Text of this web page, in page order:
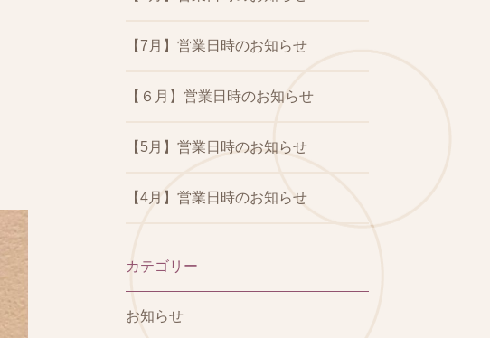
【7月】営業日時のお知らせ
【６月】営業日時のお知らせ
【5月】営業日時のお知らせ
【4月】営業日時のお知らせ
カテゴリー
お知らせ